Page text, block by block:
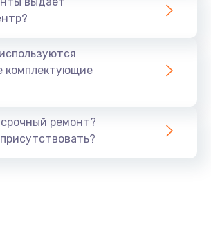
комплектующие
ремонт?